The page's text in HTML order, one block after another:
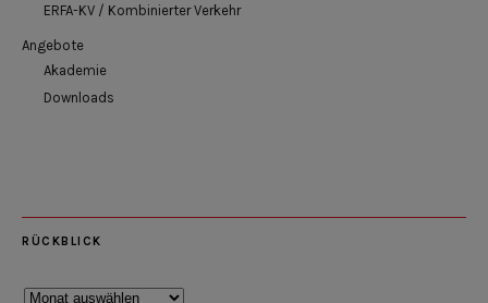
ERFA-KV / Kombinierter Verkehr
Angebote
Akademie
Downloads
RÜCKBLICK
Rückblick